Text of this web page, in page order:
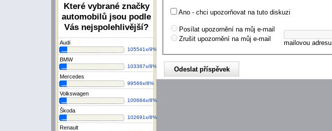
Které vybrané značky
automobilů jsou podle
Vás nejspolehlivější?
Audi
105541x/9%
BMW
103387x/8%
Mercedes
99566x/8%
Volkswagen
100684x/8%
Škoda
102691x/8%
Renault
Ano - chci upozorňovat na tuto diskuzi
Posílat upozornění na můj e-mail
Zrušit upozornění na můj e-mail
mailovou adresu